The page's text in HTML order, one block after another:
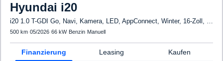
Hyundai i20
i20 1.0 T-GDI Go, Navi, Kamera, LED, AppConnect, Winter, 16-Zoll, sofort
500 km·05/2026·66 kW· Benzin· Manuell
Finanzierung Leasing Kaufen